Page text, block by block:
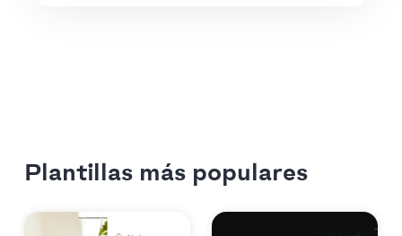
Plantillas más populares